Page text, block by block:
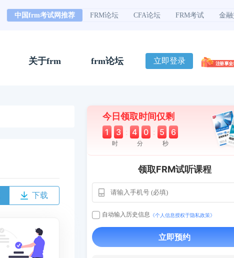
中国frm考试网推荐 FRM论坛 CFA论坛 FRM考试 金
关于frm frm论坛 立即登录
下载
今日领取时间仅剩
1 3 : 4 0 : 5 5
时 分 秒
领取FRM试听课程
自动输入历史信息 《个人信息授权于隐私政策》
立即预约
112****290